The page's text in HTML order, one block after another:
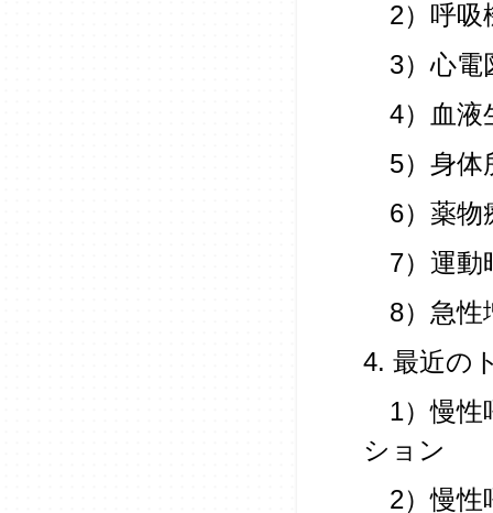
2）呼吸
3）心電
4）血液
5）身体
6）薬物
7）運動
8）急性
4. 最近の
1）慢性
ション
2）慢性